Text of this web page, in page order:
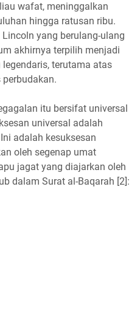
wafat, meninggalkan
hingga ratusan ribu.
yang berulang-ulang
akhirnya terpilih menjadi
legendaris, terutama atas
itu bersifat universal
universal adalah
adalah kesuksesan
oleh segenap umat
jagat yang diajarkan oleh
dalam Surat al-Baqarah [2]: